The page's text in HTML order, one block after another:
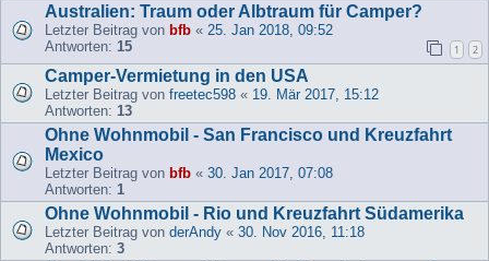
Australien: Traum oder Albtraum für Camper?
Letzter Beitrag von bfb « 25. Jan 2018, 09:52
Antworten: 15 1 2
Camper-Vermietung in den USA
Letzter Beitrag von freetec598 « 19. Mär 2017, 15:12
Antworten: 13
Ohne Wohnmobil - San Francisco und Kreuzfahrt
Mexico
Letzter Beitrag von bfb « 30. Jan 2017, 07:08
Antworten: 1
Ohne Wohnmobil - Rio und Kreuzfahrt Südamerika
Letzter Beitrag von derAndy « 30. Nov 2016, 11:18
Antworten: 3